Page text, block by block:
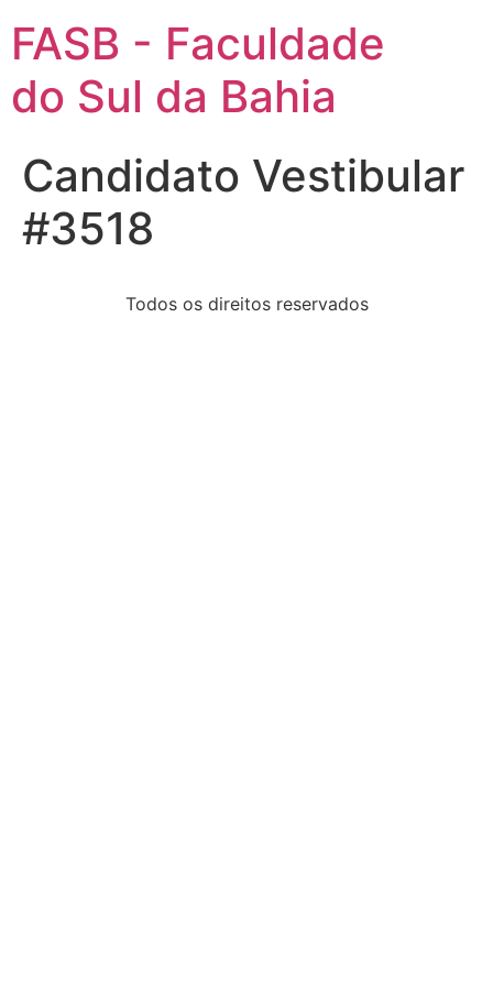
FASB - Faculdade
do Sul da Bahia
Candidato Vestibular
#3518
Todos os direitos reservados